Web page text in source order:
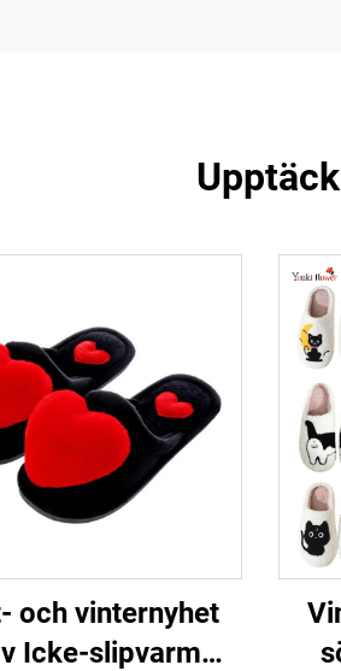
och vinternyhet
Icke-slipvarm